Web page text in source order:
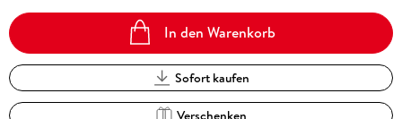
In den Warenkorb
Sofort kaufen
Verschenken